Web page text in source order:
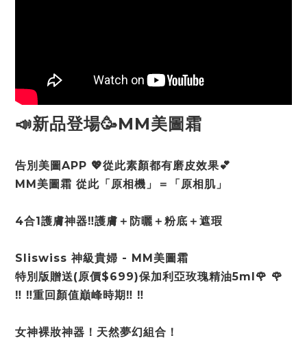
📣新品登場🥳MM美圖霜
告別美圖APP 💖從此素顏都有磨皮效果💕
MM美圖霜 從此「原相機」＝「原相肌」
4合1護膚神器‼️護膚＋防曬＋粉底＋遮瑕
Sliswiss 神級貴婦 - MM美圖霜
特別版贈送(原價$699)保加利亞玫瑰精油5ml🌹 🌹
‼️ ‼️重回顏值巔峰時期‼️ ‼️
女神裸妝神器！天然夢幻組合！